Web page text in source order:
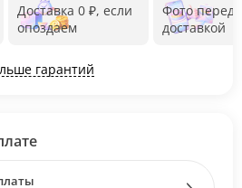
Доставка 0 ₽, если
опоздаем
Фото перед
доставкой
гарантий